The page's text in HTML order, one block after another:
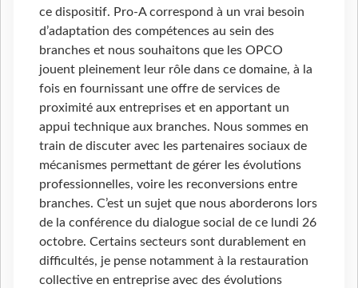
ce dispositif. Pro-A correspond à un vrai besoin
d’adaptation des compétences au sein des
branches et nous souhaitons que les OPCO
jouent pleinement leur rôle dans ce domaine, à la
fois en fournissant une offre de services de
proximité aux entreprises et en apportant un
appui technique aux branches. Nous sommes en
train de discuter avec les partenaires sociaux de
mécanismes permettant de gérer les évolutions
professionnelles, voire les reconversions entre
branches. C’est un sujet que nous aborderons lors
de la conférence du dialogue social de ce lundi 26
octobre. Certains secteurs sont durablement en
difficultés, je pense notamment à la restauration
collective en entreprise avec des évolutions